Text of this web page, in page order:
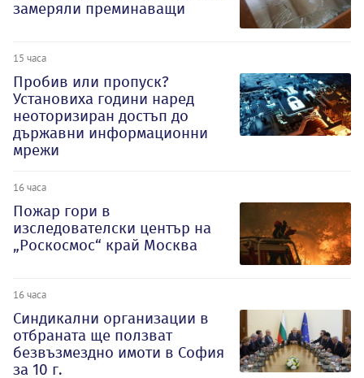
замеряли преминаващи
15 часа
Пробив или пропуск?
Установиха години наред
неоторизиран достъп до
държавни информационни
мрежи
16 часа
Пожар гори в
изследователски център на
„Роскосмос“ край Москва
16 часа
Синдикални организации в
отбраната ще ползват
безвъзмездно имоти в София
за 10 г.